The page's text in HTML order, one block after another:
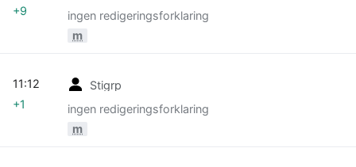
ingen redigeringsforklaring
m
+9
Stigrp
ingen redigeringsforklaring
m
11:12
+1